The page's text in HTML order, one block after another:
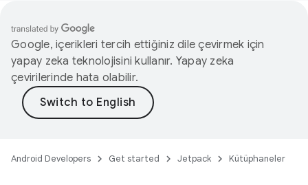
Google, içerikleri tercih ettiğiniz dile çevirmek için
yapay zeka teknolojisini kullanır. Yapay zeka
çevirilerinde hata olabilir.
Android Developers Get started Jetpack Kütüphaneler